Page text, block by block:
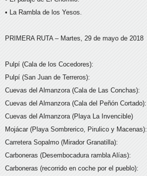
• La Rambla de los Yesos.
PRIMERA RUTA – Martes, 29 de mayo de 2018
Pulpí (Cala de los Cocedores):
Pulpí (San Juan de Terreros):
Cuevas del Almanzora (Cala de Las Conchas):
Cuevas del Almanzora (Cala del Peñón Cortado):
Cuevas del Almanzora (Playa La Invencible)
Mojácar (Playa Sombrerico, Pirulico y Macenas):
Carretera Sopalmo (Mirador Granatilla):
Carboneras (Desembocadura rambla Alías):
Carboneras (recorrido en coche por el pueblo):